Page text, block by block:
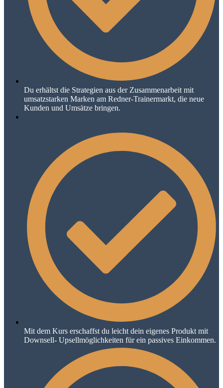
Du erhältst die Strategien aus der Zusammenarbeit mit
umsatzstarken Marken am Redner-Trainermarkt, die neue
Kunden und Umsätze bringen.
Mit dem Kurs erschaffst du leicht dein eigenes Produkt mit
Downsell- Upsellmöglichkeiten für ein passives Einkommen.